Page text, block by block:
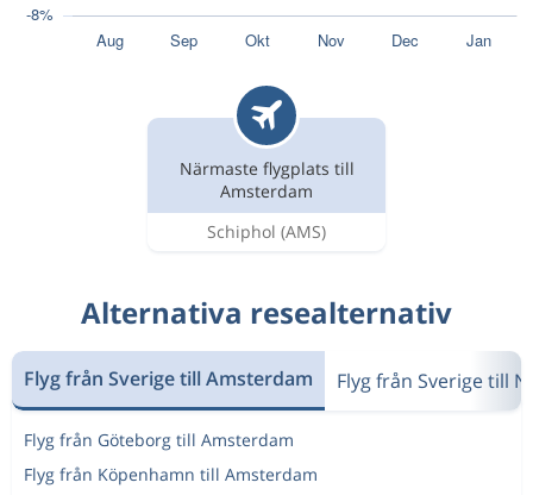
Närmaste flygplats till
Amsterdam
Schiphol (AMS)
Alternativa resealternativ
Flyg från Sverige till Amsterdam Flyg från Sverige till
Flyg från Göteborg till Amsterdam
Flyg från Köpenhamn till Amsterdam